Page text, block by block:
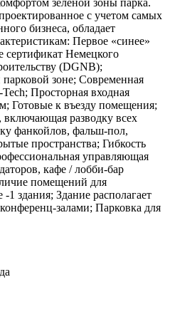
зеленой зоны парка.
с учетом самых
бизнеса, обладает
Первое «синее»
сертификат Немецкого
(DGNB);
зоне; Современная
Просторная входная
Готовые к въезду помещения;
включающая разводку всех
фанкойлов, фальш-пол,
пространства; Гибкость
управляющая
кафе / лобби-бар
помещений для
1 здания; Здание располагает
залами; Парковка для
да